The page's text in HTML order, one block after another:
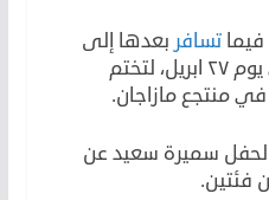
تسافر بعدها إلى
طنجة لتقدم حفلها الثاني يوم ٢٧ ابريل، لتختم
لحفل سميرة سعيد عن
فئتين.